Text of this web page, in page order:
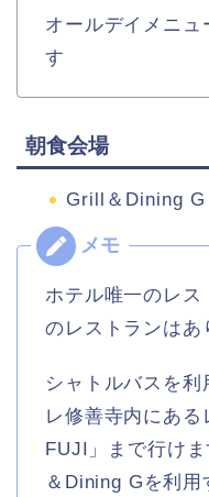
オールデイメニ
す
朝食会場
Grill＆Dining G
ホテル唯一のレス
のレストランはあ
シャトルバスを
レ修善寺内にあ
FUJI」まで行け
＆Dining Gを利用